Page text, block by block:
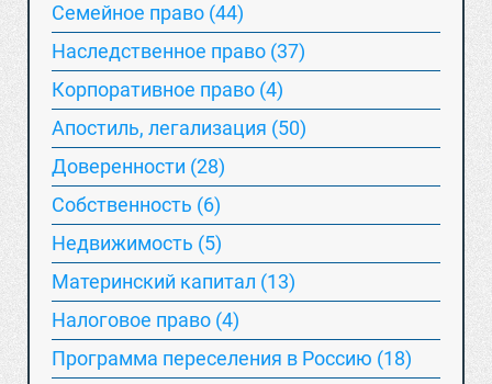
Семейное право (44)
Наследственное право (37)
Корпоративное право (4)
Апостиль, легализация (50)
Доверенности (28)
Собственность (6)
Недвижимость (5)
Материнский капитал (13)
Hалоговое право (4)
Программа переселения в Россию (18)